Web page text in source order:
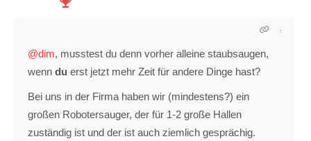
@dim, musstest du denn vorher alleine staubsaugen,
wenn du erst jetzt mehr Zeit für andere Dinge hast?
Bei uns in der Firma haben wir (mindestens?) ein
großen Robotersauger, der für 1-2 große Hallen
zuständig ist und der ist auch ziemlich gesprächig.